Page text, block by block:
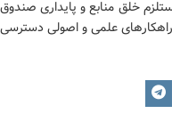
خلق منابع و پایداری
علمی و اصولی دسترسی